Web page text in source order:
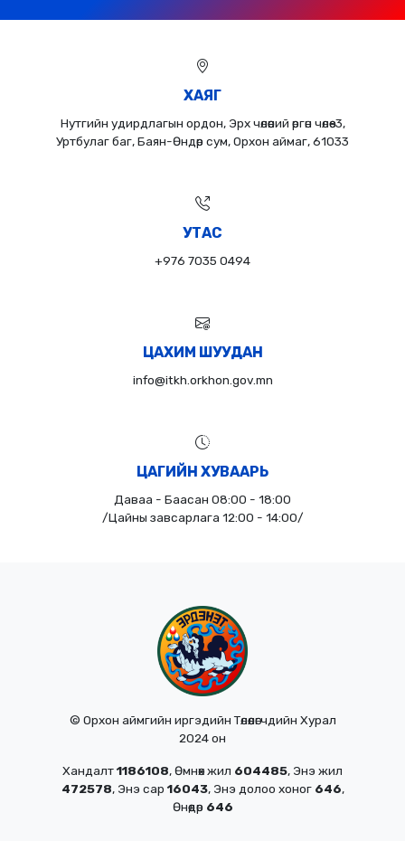
ХАЯГ
Нутгийн удирдлагын ордон, Эрх чөлөөний өргөн чөлөө-3,
Уртбулаг баг, Баян-Өндөр сум, Орхон аймаг, 61033
УТАС
+976 7035 0494
ЦАХИМ ШУУДАН
info@itkh.orkhon.gov.mn
ЦАГИЙН ХУВААРЬ
Даваа - Баасан 08:00 - 18:00
/Цайны завсарлага 12:00 - 14:00/
© Орхон аймгийн иргэдийн Төлөөлөгчдийн Хурал
2024 он
Хандалт1186108, Өмнөх жил 604485, Энэ жил
472578, Энэ сар 16043, Энэ долоо хоног 646,
Өнөөдөр 646